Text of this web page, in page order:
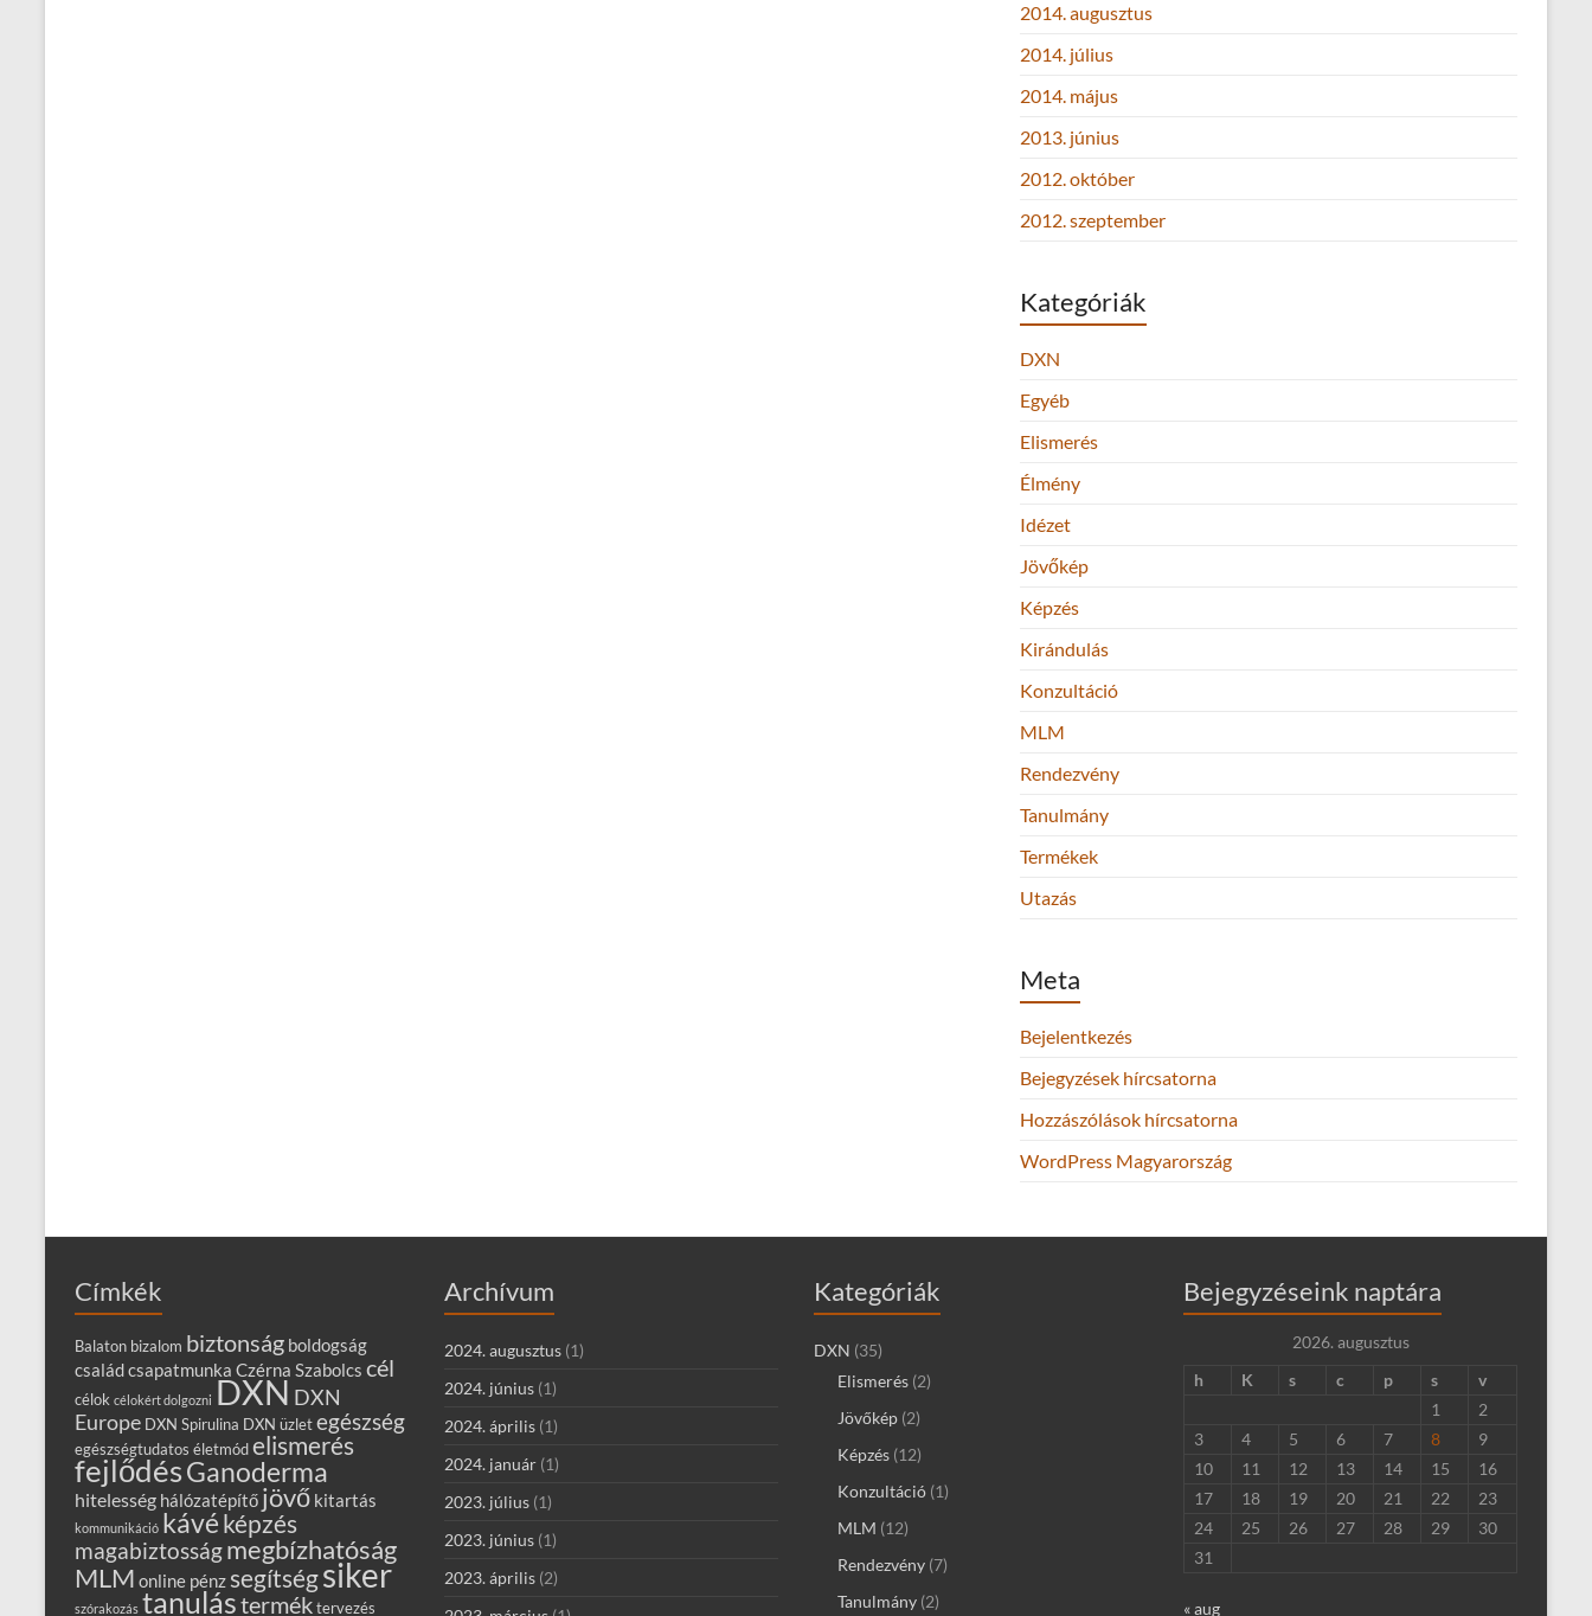
2014. augusztus
2014. július
2014. május
2013. június
2012. október
2012. szeptember
Kategóriák
DXN
Egyéb
Elismerés
Élmény
Idézet
Jövőkép
Képzés
Kirándulás
Konzultáció
MLM
Rendezvény
Tanulmány
Termékek
Utazás
Meta
Bejelentkezés
Bejegyzések hírcsatorna
Hozzászólások hírcsatorna
WordPress Magyarország
Címkék
Balaton bizalom biztonság boldogság
családcsapatmunka Czérna Szabolcs cél
célok célokért dolgozni DXN DXN
Europe DXN Spirulina DXN üzletegészség
egészségtudatos életmódelismerés
fejlődésGanoderma
hitelesség hálózatépítő jövő kitartás
kommunikáció kávé képzés
magabiztosságmegbízhatóság
MLM online pénz segítségsiker
szórakozás tanulásterméktervezés
Archívum
2024. augusztus (1)
2024. június (1)
2024. április (1)
2024. január (1)
2023. július (1)
2023. június (1)
2023. április (2)
Kategóriák
DXN (35)
Elismerés (2)
Jövőkép (2)
Képzés (12)
Konzultáció (1)
MLM (12)
Rendezvény (7)
Tanulmány (2)
Bejegyzéseink naptára
2026. augusztus
h
K s c p s
v
1
2
3
4 5 6 7 8
9
10
11 12 13 14 15
16
17
18 19 20 21 22
23
24
25 26 27 28 29
30
31
« aug